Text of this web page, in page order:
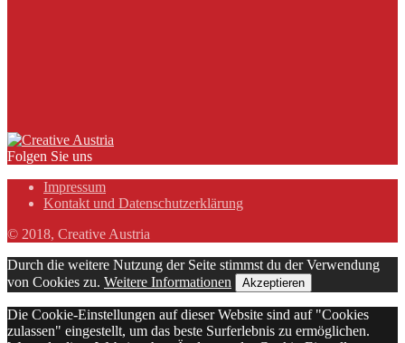
Folgen Sie uns
Impressum
Kontakt und Datenschutzerklärung
© 2018, Creative Austria
Durch die weitere Nutzung der Seite stimmst du der Verwendung
von Cookies zu. Weitere Informationen Akzeptieren
Die Cookie-Einstellungen auf dieser Website sind auf "Cookies
zulassen" eingestellt, um das beste Surferlebnis zu ermöglichen.